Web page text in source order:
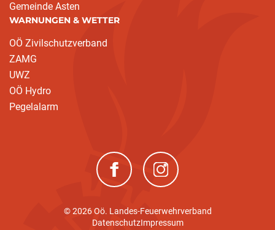
Gemeinde Asten
WARNUNGEN & WETTER
OÖ Zivilschutzverband
ZAMG
UWZ
OÖ Hydro
Pegelalarm
(neues Fenster)(neues Fenster)
© 2026 Oö. Landes-Feuerwehrverband
DatenschutzImpressum